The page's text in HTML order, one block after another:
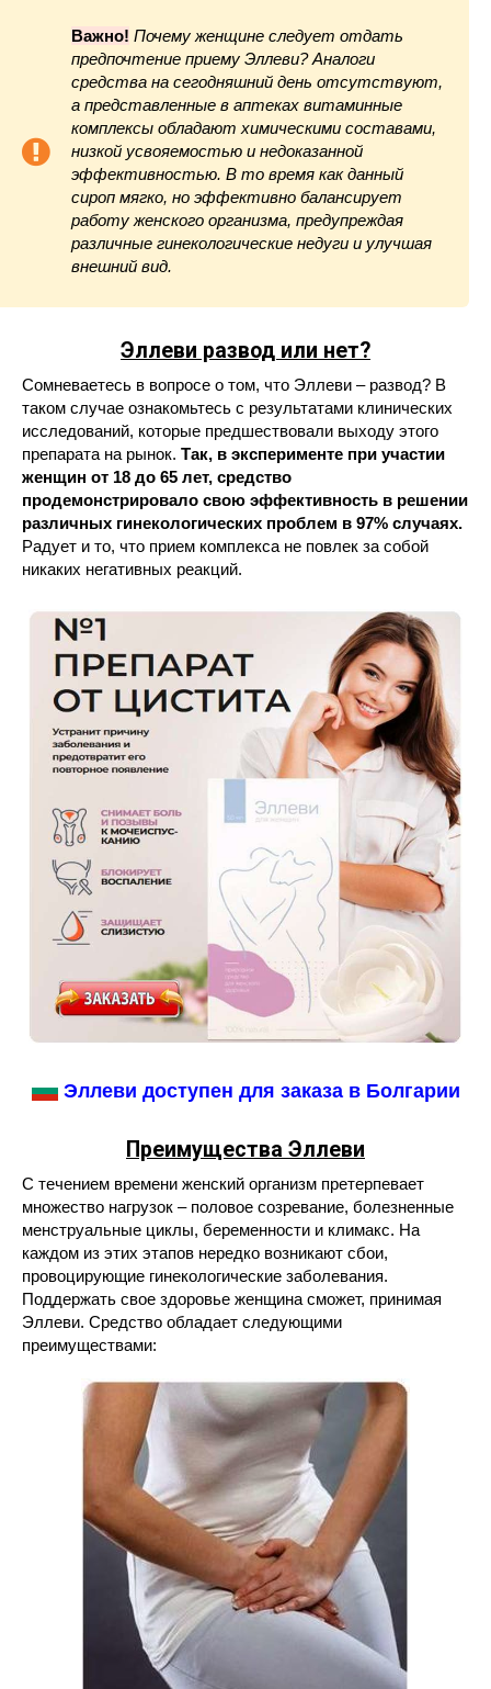
Важно! Почему женщине следует отдать
предпочтение приему Эллеви? Аналоги
средства на сегодняшний день отсутствуют,
а представленные в аптеках витаминные
комплексы обладают химическими составами,
низкой усвояемостью и недоказанной
эффективностью. В то время как данный
сироп мягко, но эффективно балансирует
работу женского организма, предупреждая
различные гинекологические недуги и улучшая
внешний вид.
Эллеви развод или нет?
Сомневаетесь в вопросе о том, что Эллеви – развод? В
таком случае ознакомьтесь с результатами клинических
исследований, которые предшествовали выходу этого
препарата на рынок. Так, в эксперименте при участии
женщин от 18 до 65 лет, средство
продемонстрировало свою эффективность в решении
различных гинекологических проблем в 97% случаях.
Радует и то, что прием комплекса не повлек за собой
никаких негативных реакций.
Эллеви доступен для заказа в Болгарии
Преимущества Эллеви
С течением времени женский организм претерпевает
множество нагрузок – половое созревание, болезненные
менструальные циклы, беременности и климакс. На
каждом из этих этапов нередко возникают сбои,
провоцирующие гинекологические заболевания.
Поддержать свое здоровье женщина сможет, принимая
Эллеви. Средство обладает следующими
преимуществами: